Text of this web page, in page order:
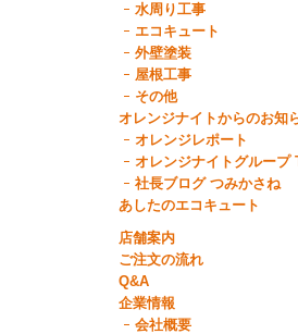
水周り工事
エコキュート
外壁塗装
屋根工事
その他
オレンジナイトからのお知
オレンジレポート
オレンジナイトグループ
社長ブログ つみかさね
あしたのエコキュート
店舗案内
ご注文の流れ
Q&A
企業情報
会社概要